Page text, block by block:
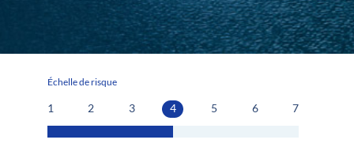
Échelle de risque
1 2 3 4 5 6 7